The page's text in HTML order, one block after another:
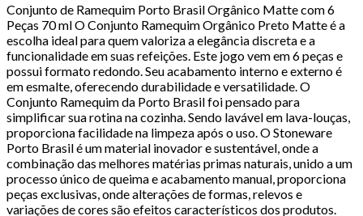
Conjunto de Ramequim Porto Brasil Orgânico Matte com 6
Peças 70 ml O Conjunto Ramequim Orgânico Preto Matte é a
escolha ideal para quem valoriza a elegância discreta e a
funcionalidade em suas refeições. Este jogo vem em 6 peças e
possui formato redondo. Seu acabamento interno e externo é
em esmalte, oferecendo durabilidade e versatilidade. O
Conjunto Ramequim da Porto Brasil foi pensado para
simplificar sua rotina na cozinha. Sendo lavável em lava-louças,
proporciona facilidade na limpeza após o uso. O Stoneware
Porto Brasil é um material inovador e sustentável, onde a
combinação das melhores matérias primas naturais, unido a um
processo único de queima e acabamento manual, proporciona
peças exclusivas, onde alterações de formas, relevos e
variações de cores são efeitos característicos dos produtos.